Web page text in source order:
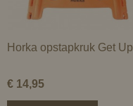
Horka opstapkruk Get Up
€ 14,95